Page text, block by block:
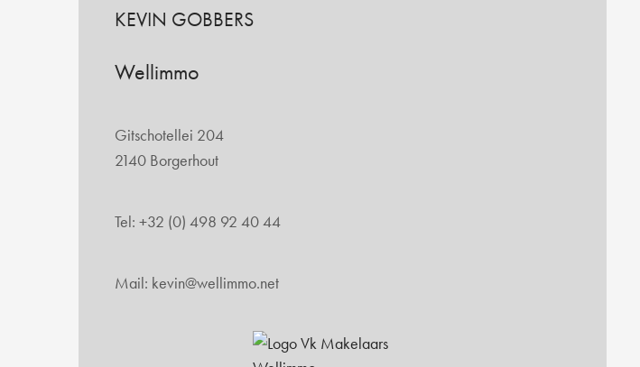
KEVIN GOBBERS
Wellimmo
Gitschotellei 204
2140 Borgerhout
Tel: +32 (0) 498 92 40 44
Mail: kevin@wellimmo.net